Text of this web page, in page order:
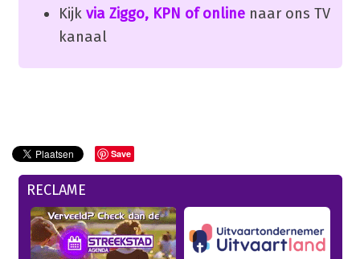
Kijk via Ziggo, KPN of onlinenaar ons TV
kanaal
Save
RECLAME